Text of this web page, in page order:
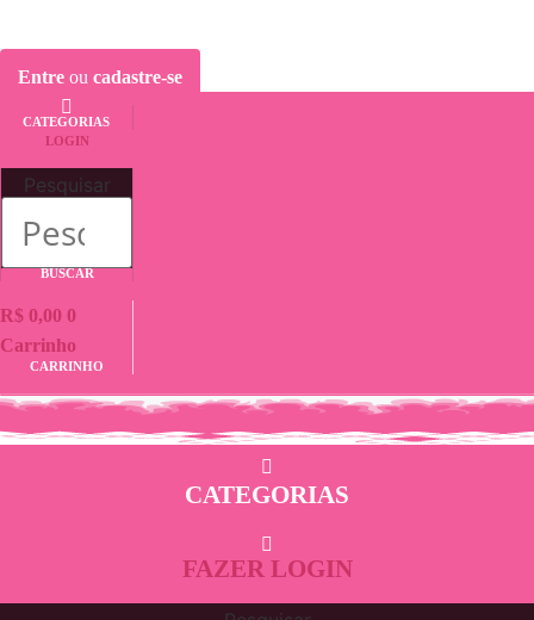
Entre ou cadastre-se
CATEGORIAS
LOGIN
Pesquisar
BUSCAR
R$ 0,00 0
Carrinho
CARRINHO
CATEGORIAS
FAZER LOGIN